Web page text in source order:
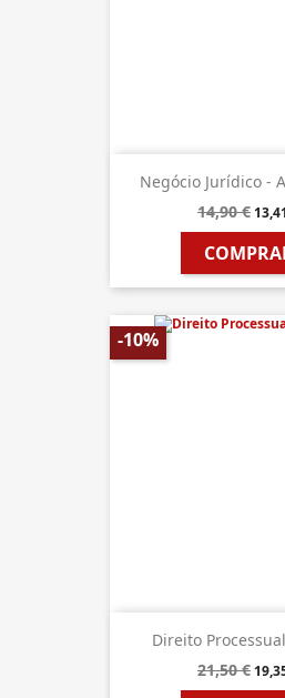
Negócio Jurídico -
14,90 €
Direito
21,50 €
-10%